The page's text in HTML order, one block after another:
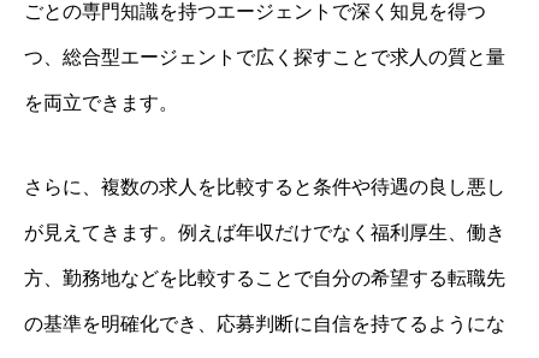
ごとの専門知識を持つエージェントで深く知見を得つ
つ、総合型エージェントで広く探すことで求人の質と量
を両立できます。
さらに、複数の求人を比較すると条件や待遇の良し悪し
が見えてきます。例えば年収だけでなく福利厚生、働き
方、勤務地などを比較することで自分の希望する転職先
の基準を明確化でき、応募判断に自信を持てるようにな